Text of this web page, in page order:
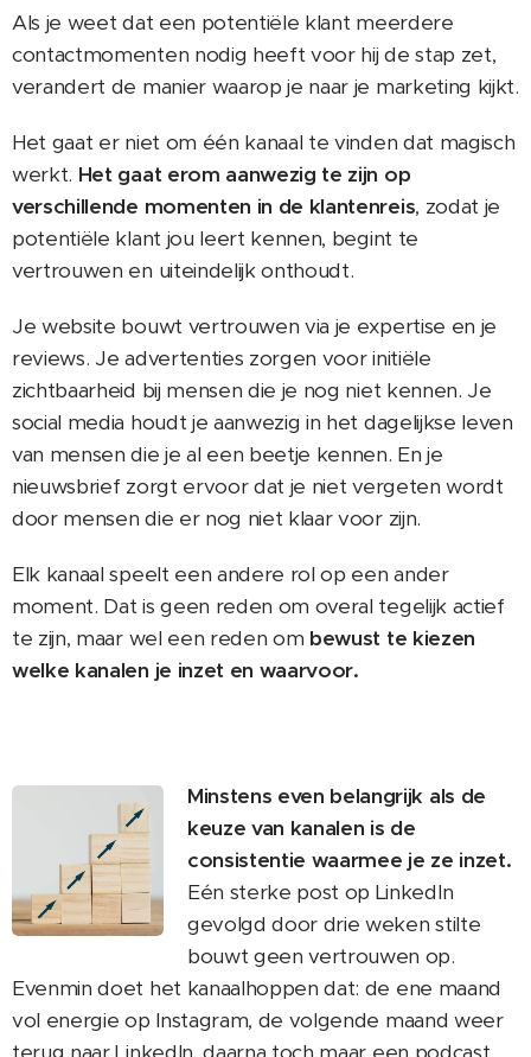
Als je weet dat een potentiële klant meerdere
contactmomenten nodig heeft voor hij de stap zet,
verandert de manier waarop je naar je marketing kijkt.
Het gaat er niet om één kanaal te vinden dat magisch
werkt. Het gaat erom aanwezig te zijn op
verschillende momenten in de klantenreis, zodat je
potentiële klant jou leert kennen, begint te
vertrouwen en uiteindelijk onthoudt.
Je website bouwt vertrouwen via je expertise en je
reviews. Je advertenties zorgen voor initiële
zichtbaarheid bij mensen die je nog niet kennen. Je
social media houdt je aanwezig in het dagelijkse leven
van mensen die je al een beetje kennen. En je
nieuwsbrief zorgt ervoor dat je niet vergeten wordt
door mensen die er nog niet klaar voor zijn.
Elk kanaal speelt een andere rol op een ander
moment. Dat is geen reden om overal tegelijk actief
te zijn, maar wel een reden om bewust te kiezen
welke kanalen je inzet en waarvoor.
Minstens even belangrijk als de
keuze van kanalen is de
consistentie waarmee je ze inzet.
Eén sterke post op LinkedIn
gevolgd door drie weken stilte
bouwt geen vertrouwen op.
Evenmin doet het kanaalhoppen dat: de ene maand
vol energie op Instagram, de volgende maand weer